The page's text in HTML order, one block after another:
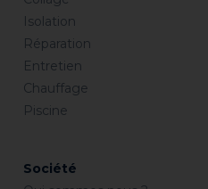
Isolation
Réparation
Entretien
Chauffage
Piscine
Société